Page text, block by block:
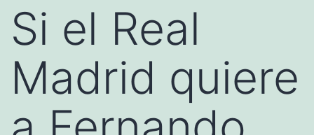
Si el Real
Madrid quiere